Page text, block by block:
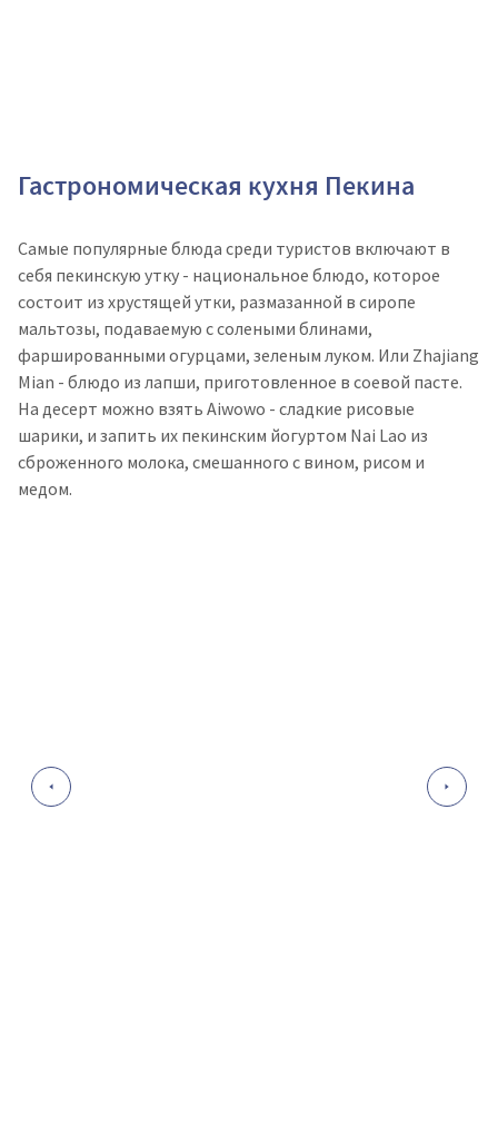
Гастрономическая кухня Пекина
Самые популярные блюда среди туристов включают в
себя пекинскую утку - национальное блюдо, которое
состоит из хрустящей утки, размазанной в сиропе
мальтозы, подаваемую с солеными блинами,
фаршированными огурцами, зеленым луком. Или Zhajiang
Mian - блюдо из лапши, приготовленное в соевой пасте.
На десерт можно взять Aiwowo - сладкие рисовые
шарики, и запить их пекинским йогуртом Nai Lao из
сброженного молока, смешанного с вином, рисом и
медом.